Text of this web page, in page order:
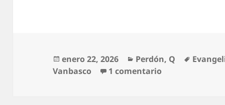
Publicado
el
enero 22, 2026 Categorías
Perdón, Q
Vanbasco
1 comentario